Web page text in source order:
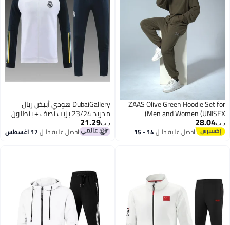
ZAAS Olive Green Hoodie Set for
Men and Women (UNISEX)
د.ب‏28.04
احصل عليه خلال 14 - 15
DubaiGallery هودي أبيض ريال
مدريد 23/24 بزيب نصف + بنطلون
د.ب‏21.29
احصل عليه خلال17 اغسطس